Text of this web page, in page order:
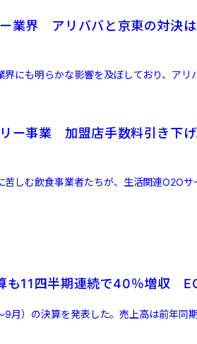
業界 アリババと京東の対決
にも明らかな影響を及ぼしており、アリ
ー事業 加盟店手数料引き下
しむ飲食事業者たちが、生活関連O2O
も11四半期連続で40％増収
月）の決算を発表した。売上高は前年同